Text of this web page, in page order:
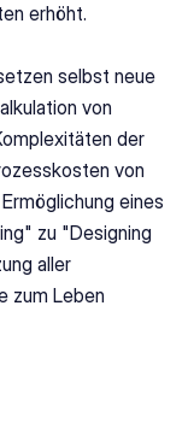
erhöht.
selbst neue
von
der
von
eines
zu "Designing
aller
zum Leben